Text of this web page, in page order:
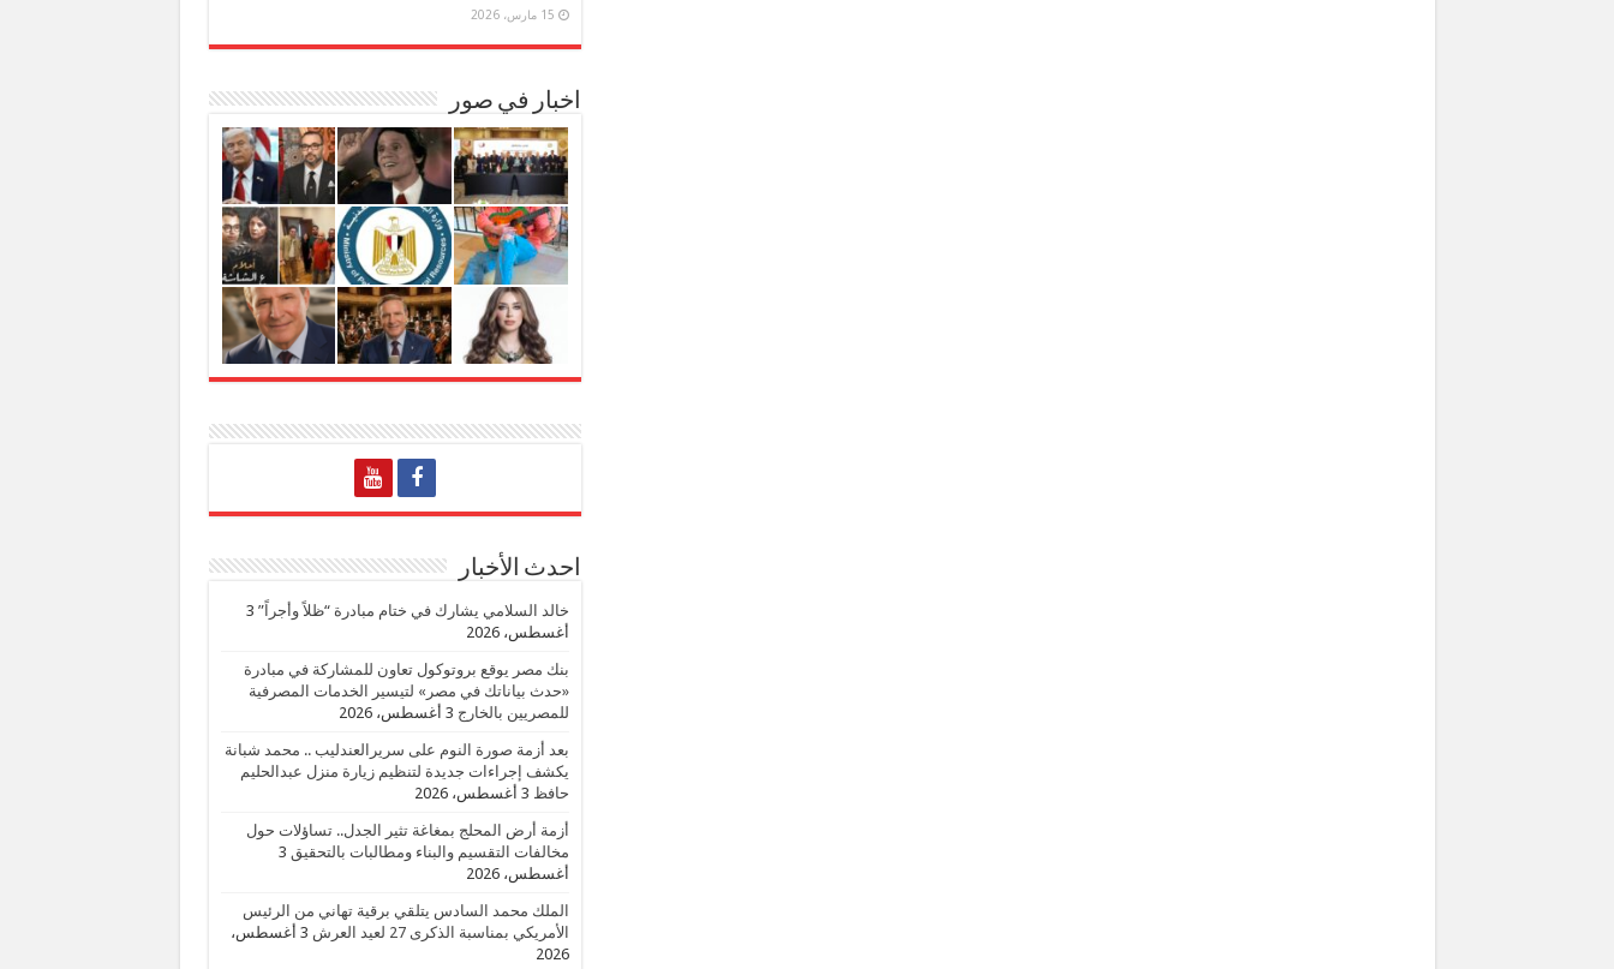
15 مارس، 2026
اخبار في صور
احدث الأخبار
خالد السلامي يشارك في ختام مبادرة “ظلاً وأجراً” 3
أغسطس، 2026
بنك مصر يوقع بروتوكول تعاون للمشاركة في مبادرة
«حدث بياناتك في مصر» لتيسير الخدمات المصرفية
للمصريين بالخارج 3 أغسطس، 2026
بعد أزمة صورة النوم على سريرالعندليب .. محمد شبانة
يكشف إجراءات جديدة لتنظيم زيارة منزل عبدالحليم
حافظ 3 أغسطس، 2026
أزمة أرض المحلج بمغاغة تثير الجدل.. تساؤلات حول
مخالفات التقسيم والبناء ومطالبات بالتحقيق 3
أغسطس، 2026
الملك محمد السادس يتلقي برقية تهاني من الرئيس
الأمريكي بمناسبة الذكرى 27 لعيد العرش
3 أغسطس،
2026